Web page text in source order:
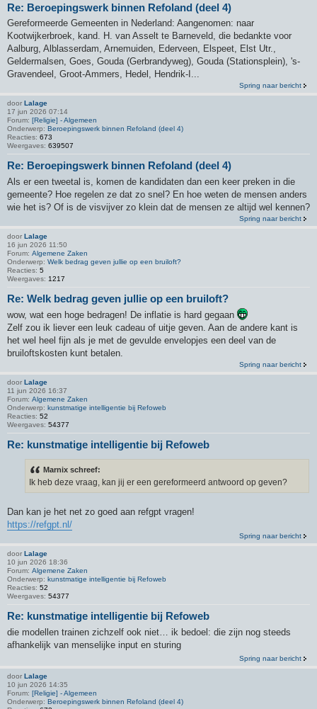
Re: Beroepingswerk binnen Refoland (deel 4)
Gereformeerde Gemeenten in Nederland: Aangenomen: naar
Kootwijkerbroek, kand. H. van Asselt te Barneveld, die bedankte voor
Aalburg, Alblasserdam, Arnemuiden, Ederveen, Elspeet, Elst Utr.,
Geldermalsen, Goes, Gouda (Gerbrandyweg), Gouda (Stationsplein), 's-
Gravendeel, Groot-Ammers, Hedel, Hendrik-I...
Spring naar bericht
door Lalage
17 jun 2026 07:14
Forum: [Religie] - Algemeen
Onderwerp: Beroepingswerk binnen Refoland (deel 4)
Reacties: 673
Weergaves: 639507
Re: Beroepingswerk binnen Refoland (deel 4)
Als er een tweetal is, komen de kandidaten dan een keer preken in die
gemeente? Hoe regelen ze dat zo snel? En hoe weten de mensen anders
wie het is? Of is de visvijver zo klein dat de mensen ze altijd wel kennen?
Spring naar bericht
door Lalage
16 jun 2026 11:50
Forum: Algemene Zaken
Onderwerp: Welk bedrag geven jullie op een bruiloft?
Reacties: 5
Weergaves: 1217
Re: Welk bedrag geven jullie op een bruiloft?
wow, wat een hoge bedragen! De inflatie is hard gegaan
Zelf zou ik liever een leuk cadeau of uitje geven. Aan de andere kant is
het wel heel fijn als je met de gevulde envelopjes een deel van de
bruiloftskosten kunt betalen.
Spring naar bericht
door Lalage
11 jun 2026 16:37
Forum: Algemene Zaken
Onderwerp: kunstmatige intelligentie bij Refoweb
Reacties: 52
Weergaves: 54377
Re: kunstmatige intelligentie bij Refoweb
Marnix schreef:
Ik heb deze vraag, kan jij er een gereformeerd antwoord op geven?
Dan kan je het net zo goed aan refgpt vragen!
https://refgpt.nl/
Spring naar bericht
door Lalage
10 jun 2026 18:36
Forum: Algemene Zaken
Onderwerp: kunstmatige intelligentie bij Refoweb
Reacties: 52
Weergaves: 54377
Re: kunstmatige intelligentie bij Refoweb
die modellen trainen zichzelf ook niet… ik bedoel: die zijn nog steeds
afhankelijk van menselijke input en sturing
Spring naar bericht
door Lalage
10 jun 2026 14:35
Forum: [Religie] - Algemeen
Onderwerp: Beroepingswerk binnen Refoland (deel 4)